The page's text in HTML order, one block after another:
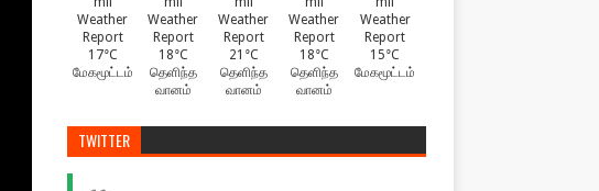
17°C
மேகமூட்டம்
18°C
தெளிந்த
வானம்
21°C
தெளிந்த
வானம்
18°C
தெளிந்த
வானம்
15°C
மேகமூட்டம்
TWITTER